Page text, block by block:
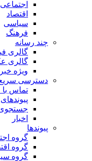
اجتماعی
اقتصاد
سیاسی
فرهنگ
چند رسانه
گالری
گالری
ویژه
دسترسی
تماس با
اخبار
پیوندها
گروه
گروه
گروه